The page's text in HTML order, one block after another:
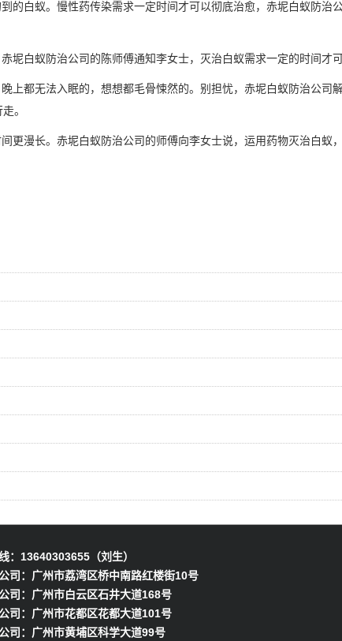
白蚁。慢性药传染需求一定时间才可以彻底治愈， 赤坭白蚁防治
白蚁防治公司的陈师傅通知李女士，灭治白蚁需求一定的时间才可
上都无法入眠的，想想都毛骨悚然的。别担忧，赤坭白蚁防治公司
。
更漫长。赤坭白蚁防治公司的师傅向李女士说，运用药物灭治白蚁
：13640303655（刘生）
司：广州市荔湾区桥中南路红楼街10号
司：广州市白云区石井大道168号
司：广州市花都区花都大道101号
司：广州市黄埔区科学大道99号